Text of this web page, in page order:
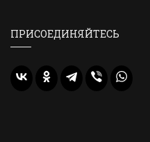
ПРИСОЕДИНЯЙТЕСЬ